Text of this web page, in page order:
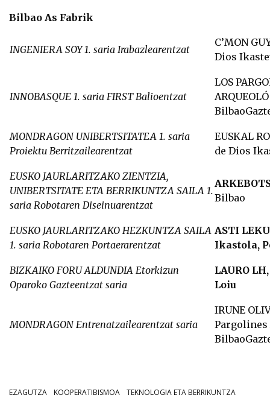
Bilbao As Fabrik
INGENIERA SOY 1. saria Irabazlearentzat
C’MON
Dios
INNOBASQUE 1. saria FIRST Balioentzat
LOS
MONDRAGON UNIBERTSITATEA 1. saria
Proiektu Berritzailearentzat
EUSKAL
de Dios
EUSKO JAURLARITZAKO ZIENTZIA,
UNIBERTSITATE ETA BERRIKUNTZA SAILA 1.
saria Robotaren Diseinuarentzat
Bilbao
EUSKO JAURLARITZAKO HEZKUNTZA SAILA
1. saria Robotaren Portaerarentzat
ASTI
Ikastola,
BIZKAIKO FORU ALDUNDIA Etorkizun
Oparoko Gazteentzat saria
LAURO
Loiu
MONDRAGON Entrenatzailearentzat saria
IRUNE
EZAGUTZA KOOPERATIBISMOA TEKNOLOGIA ETA BERRIKUNTZA